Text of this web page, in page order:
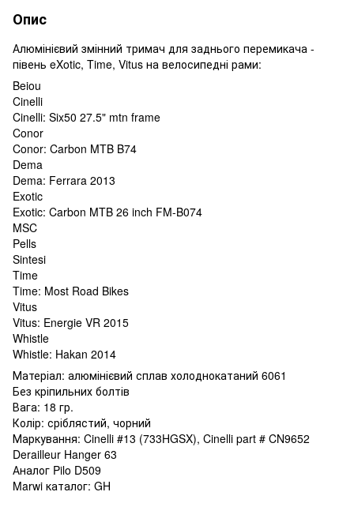
Опис
Алюмінієвий змінний тримач для заднього перемикача -
півень eXotic, Time, Vitus на велосипедні рами:
Beiou
Cinelli
Cinelli: Six50 27.5" mtn frame
Conor
Conor: Carbon MTB B74
Dema
Dema: Ferrara 2013
Exotic
Exotic: Carbon MTB 26 inch FM-B074
MSC
Pells
Sintesi
Time
Time: Most Road Bikes
Vitus
Vitus: Energie VR 2015
Whistle
Whistle: Hakan 2014
Матеріал: алюмінієвий сплав холоднокатаний 6061
Без кріпильних болтів
Вага: 18 гр.
Колір: сріблястий, чорний
Маркування: Cinelli #13 (733HGSX), Cinelli part # CN9652
Derailleur Hanger 63
Аналог Pilo D509
Marwi каталог: GH